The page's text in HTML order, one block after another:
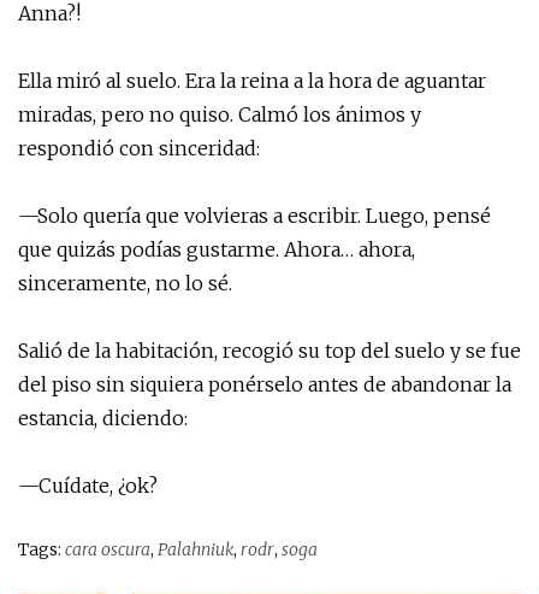
Anna?!
Ella miró al suelo. Era la reina a la hora de aguantar
miradas, pero no quiso. Calmó los ánimos y
respondió con sinceridad:
—Solo quería que volvieras a escribir. Luego, pensé
que quizás podías gustarme. Ahora… ahora,
sinceramente, no lo sé.
Salió de la habitación, recogió su top del suelo y se fue
del piso sin siquiera ponérselo antes de abandonar la
estancia, diciendo:
—Cuídate, ¿ok?
Tags: cara oscura, Palahniuk, rodr, soga